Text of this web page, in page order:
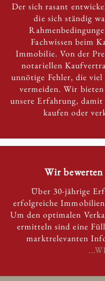
Der sich rasant
die sich ständig
Fachwissen beim
Immobilie. Von der
notariellen
unnötige Fehler, die
vermeiden. Wir
unsere Erfahrung,
kaufen oder
Wir
Über 30-jährige
erfolgreiche
Um den optimalen
ermitteln sind eine
marktrelevanten